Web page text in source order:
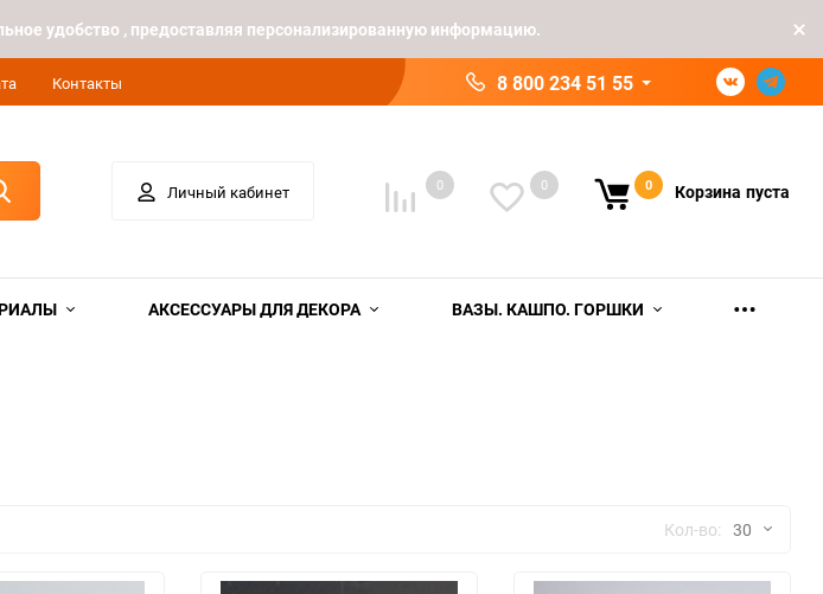
удобство , предоставляя персонализированную информацию.
Контакты 8 800 234 51 55
Личный кабинет 0 0 0 Корзина пуста
АКСЕССУАРЫ ДЛЯ ДЕКОРА ВАЗЫ. КАШПО. ГОРШКИ
Кол-во: 30